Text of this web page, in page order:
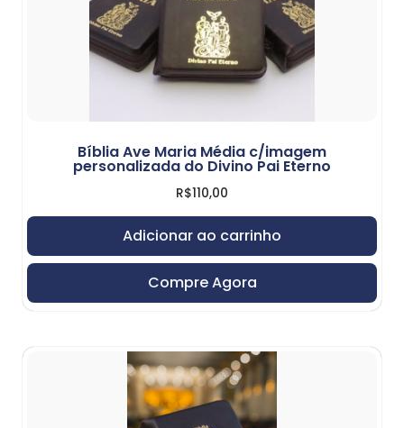
Bíblia Ave Maria Média c/imagem
personalizada do Divino Pai Eterno
R$110,00
Adicionar ao carrinho
Compre Agora